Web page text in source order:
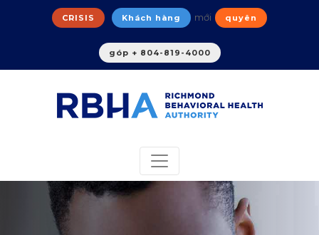
CRISIS Khách hàng mới quyên
góp + 804-819-4000